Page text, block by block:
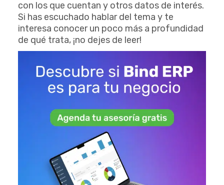
con los que cuentan y otros datos de interés.
Si has escuchado hablar del tema y te
interesa conocer un poco más a profundidad
de qué trata, ¡no dejes de leer!